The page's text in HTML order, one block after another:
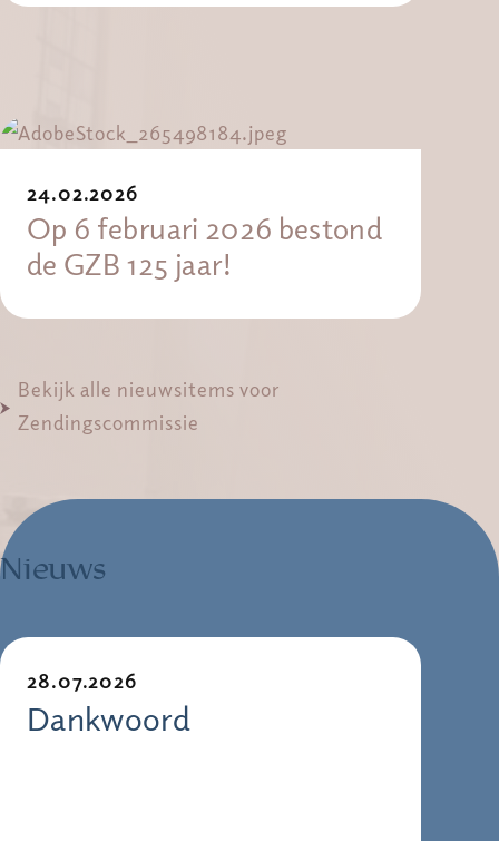
24.02.2026
Op 6 februari 2026 bestond
de GZB 125 jaar!
Bekijk alle nieuwsitems voor
Zendingscommissie
Nieuws
28.07.2026
Dankwoord